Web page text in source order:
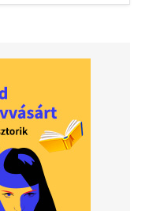
tartó kétlábúaknak.
és a töpiért,
kutyát."
készítette.
Egyesületet